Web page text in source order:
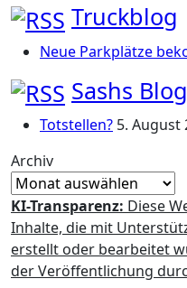
Truckblog
Neue Parkplätze
Sashs Blog
Totstellen? 5. August
Archiv
KI-Transparenz: Diese
Inhalte, die mit
erstellt oder bearbeitet
der Veröffentlichung